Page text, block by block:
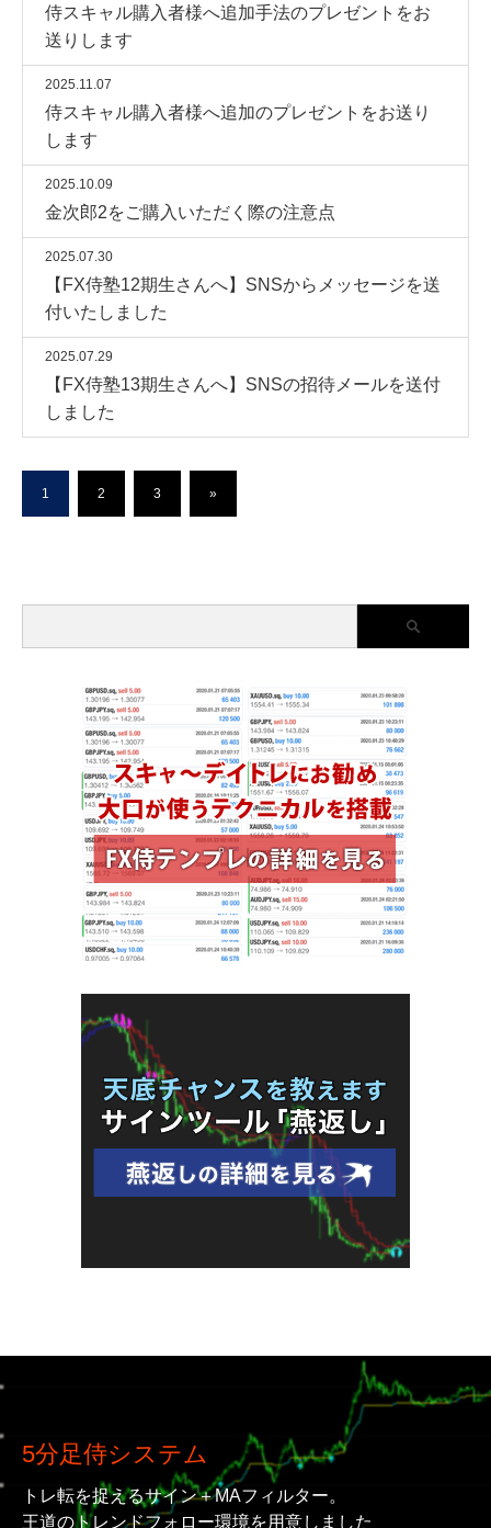
侍スキャル購入者様へ追加手法のプレゼントをお
送りします
2025.11.07
侍スキャル購入者様へ追加のプレゼントをお送り
します
2025.10.09
金次郎2をご購入いただく際の注意点
2025.07.30
【FX侍塾12期生さんへ】SNSからメッセージを送
付いたしました
2025.07.29
【FX侍塾13期生さんへ】SNSの招待メールを送付
しました
1 2 3 »
5分足侍システム
トレ転を捉えるサイン＋MAフィルター。
王道のトレンドフォロー環境を用意しました